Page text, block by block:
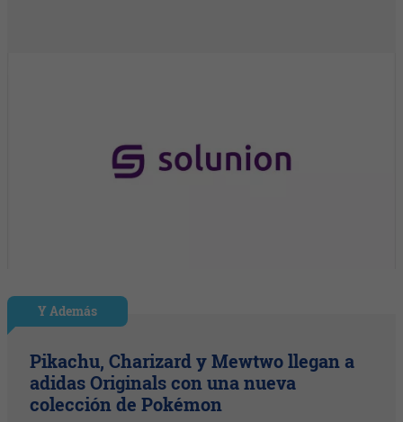
Y Además
Pikachu, Charizard y Mewtwo llegan a
adidas Originals con una nueva
colección de Pokémon